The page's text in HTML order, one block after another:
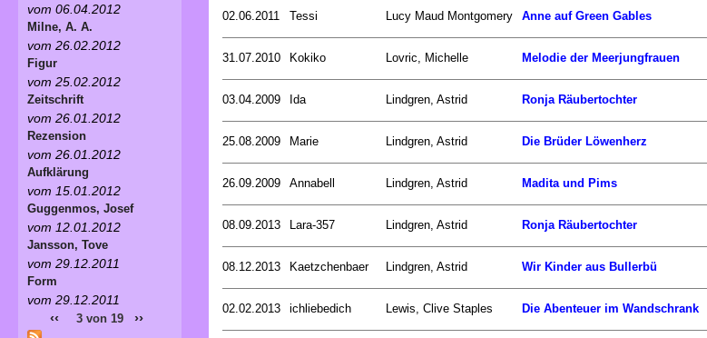
02.06.2011 Tessi Lucy Maud Montgomery Anne auf Green Gables
31.07.2010 Kokiko Lovric, Michelle Melodie der Meerjungfrauen
03.04.2009 Ida Lindgren, Astrid Ronja Räubertochter
25.08.2009 Marie Lindgren, Astrid Die Brüder Löwenherz
26.09.2009 Annabell Lindgren, Astrid Madita und Pims
08.09.2013 Lara-357 Lindgren, Astrid Ronja Räubertochter
08.12.2013 Kaetzchenbaer Lindgren, Astrid Wir Kinder aus Bullerbü
02.02.2013 ichliebedich Lewis, Clive Staples Die Abenteuer im Wandschrank
vom 06.04.2012
Milne, A. A.
vom 26.02.2012
Figur
vom 25.02.2012
Zeitschrift
vom 26.01.2012
Rezension
vom 26.01.2012
Aufklärung
vom 15.01.2012
Guggenmos, Josef
vom 12.01.2012
Jansson, Tove
vom 29.12.2011
Form
vom 29.12.2011
‹‹ 3 von 19 ››